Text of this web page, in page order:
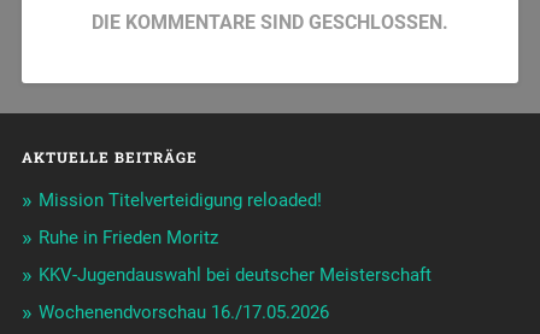
DIE KOMMENTARE SIND GESCHLOSSEN.
AKTUELLE BEITRÄGE
Mission Titelverteidigung reloaded!
Ruhe in Frieden Moritz
KKV-Jugendauswahl bei deutscher Meisterschaft
Wochenendvorschau 16./17.05.2026